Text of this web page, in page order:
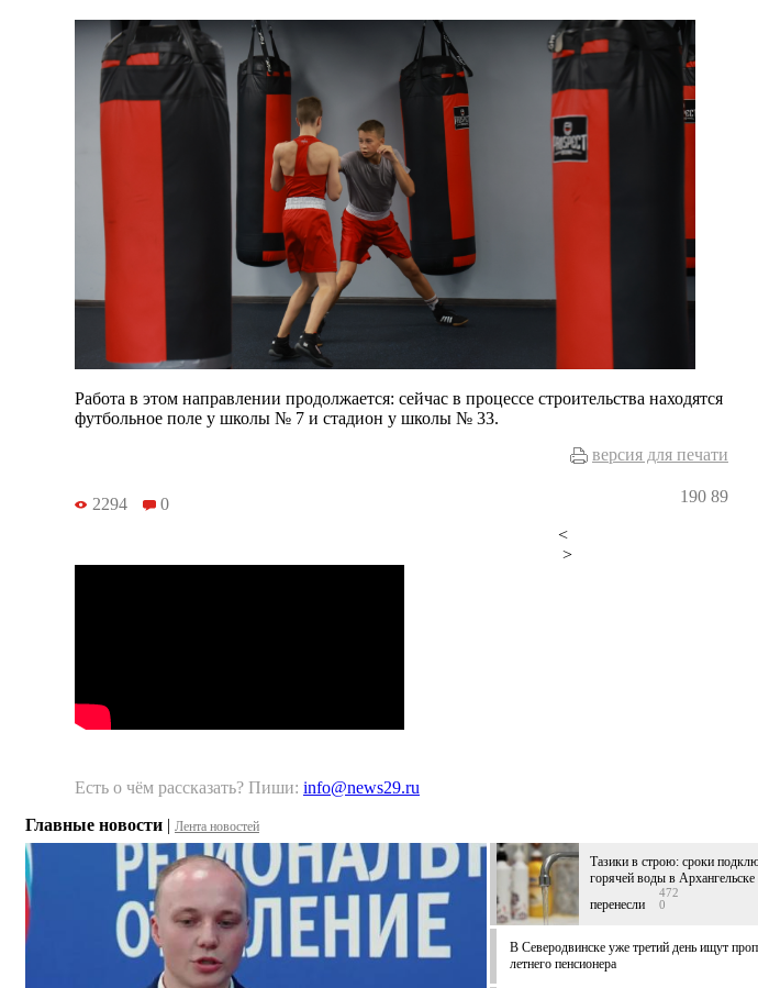
Работа в этом направлении продолжается: сейчас в процессе строительства находятся
футбольное поле у школы № 7 и стадион у школы № 33.
версия для печати
2294 0 190 89
<
>
Есть о чём рассказать? Пиши: info@news29.ru
Главные новости | Лента новостей
Тазики в строю: сроки
горячей воды в Архангельске
перенесли
472
0
В Северодвинске уже третий день ищут
летнего пенсионера